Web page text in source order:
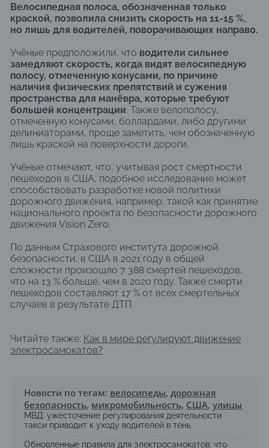
Велосипедная полоса, обозначенная только
краской, позволила снизить скорость на 11-15 %,
но лишь для водителей, поворачивающих направо.
Учёные предположили, что водители сильнее
замедляют скорость, когда видят велосипедную
полосу, отмеченную конусами, по причине
наличия физических препятствий и сужения
пространства для манёвра, которые требуют
большей концентрации. Также велополосу,
отмеченную конусами, боллардами, либо другими
делиниаторами, проще заметить, чем обозначенную
лишь краской на поверхности дороги.
Учёные отмечают, что, учитывая рост смертности
пешеходов в США, подобное исследование может
способствовать разработке новой политики
дорожного движения, например, такой как принятие
национального проекта по безопасности дорожного
движения Vision Zero.
По данным Страхового института дорожной
безопасности, в США в 2021 году в общей
сложности произошло 7 388 смертей пешеходов,
что на 13 % больше, чем в 2020 году. Также смерти
пешеходов составляют 17 % от всех смертельных
случаев в результате ДТП.
Читайте также: Как в мире регулируют движение
электросамокатов?
Новости по тегам: велосипеды, дорожная
безопасность, микромобильность, США, улицы
МВД: ужесточение регулирования деятельности
такси приводит к уходу водителей в тень
Обновленные правила для электросамокатов: что